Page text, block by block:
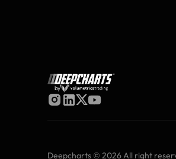
by
Deepcharts © 2026 All right